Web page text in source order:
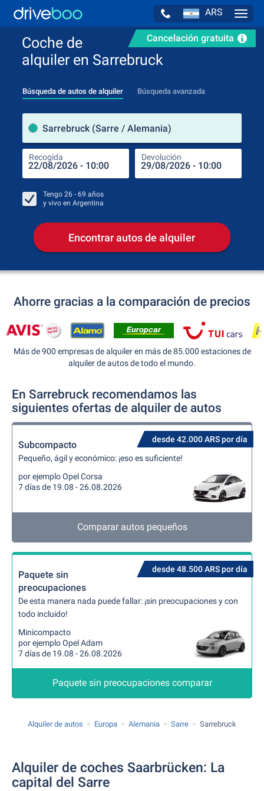
ARS
Cancelación gratuita
Coche de
alquiler en Sarrebruck
Búsqueda de autos de alquiler Búsqueda avanzada
Sarrebruck (Sarre / Alemania)
Recogida Devolución
Tengo 26 - 69 años
y vivo en Argentina
Encontrar autos de alquiler
Ahorre gracias a la comparación de precios
Más de 900 empresas de alquiler en más de 85.000 estaciones de
alquiler de autos de todo el mundo.
En Sarrebruck recomendamos las
siguientes ofertas de alquiler de autos
desde 42.000 ARS por día
Subcompacto
Pequeño, ágil y económico: ¡eso es suficiente!
por ejemplo Opel Corsa
7 días de 19.08 - 26.08.2026
Comparar autos pequeños
desde 48.500 ARS por día
Paquete sin
preocupaciones
De esta manera nada puede fallar: ¡sin preocupaciones y con
todo incluido!
Minicompacto
por ejemplo Opel Adam
7 días de 19.08 - 26.08.2026
Paquete sin preocupaciones comparar
Alquiler de autos Europa Alemania Sarre Sarrebruck
Alquiler de coches Saarbrücken: La
capital del Sarre